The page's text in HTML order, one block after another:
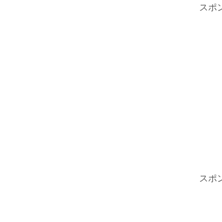
スポ
スポ